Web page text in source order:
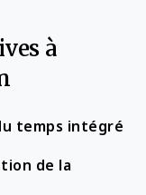
à
temps intégré
de la